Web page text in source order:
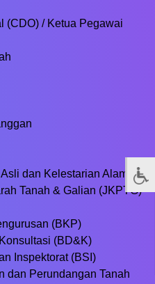
(CDO) / Ketua Pegawai
dan Kelestarian Alam
Tanah & Galian (JKPTG)
(BKP)
(BD&K)
Inspektorat (BSI)
dan Perundangan Tanah